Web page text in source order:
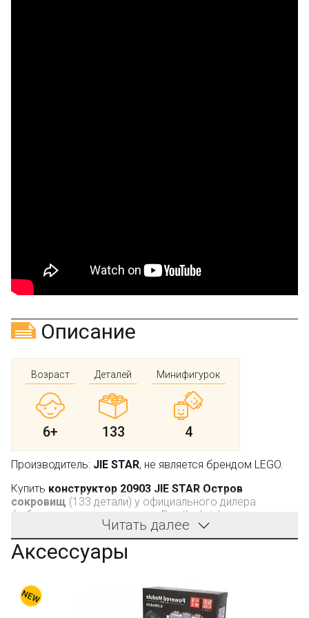
Описание
Возраст
6+
Деталей
133
Минифигурок
4
Производитель: JIE STAR, не является брендом LEGO.
Купить конструктор 20903 JIE STAR Остров
сокровищ (133 детали) у официального дилера
фабрики - интернет магазина Bootlegbricks.ru
Этот увлекательный игровой конструктор, бесспорно,
понравится любому ребенку, как только он увидит
динамичную «картинку» на лицевой стороне фирменной
подарок детям возраста от шести лет, то данный набор
станет правильным вариантом:
Читать далее
Аксессуары